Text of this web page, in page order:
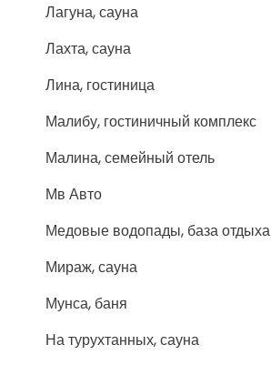
Лагуна, сауна
Лахта, сауна
Лина, гостиница
Малибу, гостиничный комплекс
Малина, семейный отель
Мв Авто
Медовые водопады, база отдыха
Мираж, сауна
Мунса, баня
На турухтанных, сауна